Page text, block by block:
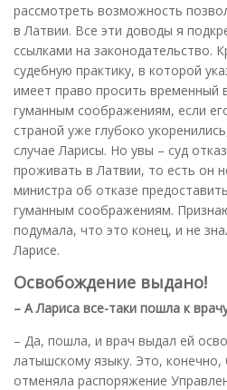
рассмотреть возможность
в Латвии. Все эти доводы я
ссылками на законодательство.
судебную практику, в которой
имеет право просить временный
гуманным соображениям, если
страной уже глубоко
случае Ларисы. Но увы – суд
проживать в Латвии, то есть он
министра об отказе
гуманным соображениям.
подумала, что это конец, и не
Ларисе.
Освобождение выдано!
– А Лариса все-таки пошла к
– Да, пошла, и врач выдал ей
латышскому языку. Это,
отменяла распоряжение